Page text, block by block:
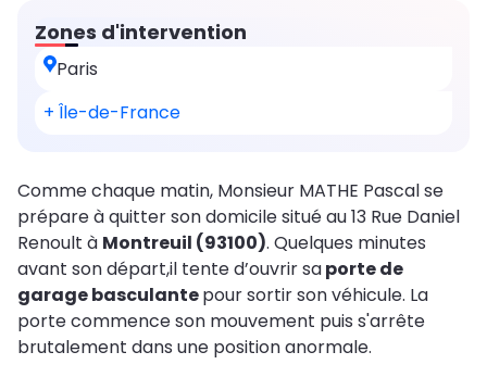
Zones d'intervention
Paris
+ Île-de-France
Comme chaque matin, Monsieur MATHE Pascal se
prépare à quitter son domicile situé au 13 Rue Daniel
Renoult à Montreuil (93100). Quelques minutes
avant son départ,il tente d’ouvrir saporte de
garage basculantepour sortir son véhicule. La
porte commence son mouvement puis s'arrête
brutalement dans une position anormale.